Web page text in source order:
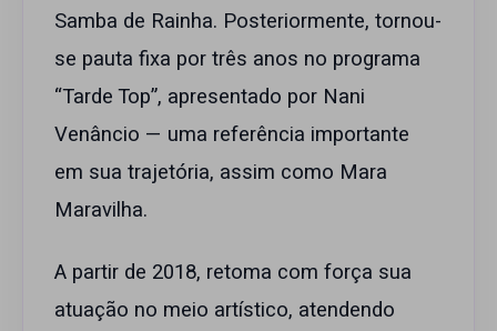
Samba de Rainha. Posteriormente, tornou-
se pauta fixa por três anos no programa
“Tarde Top”, apresentado por Nani
Venâncio — uma referência importante
em sua trajetória, assim como Mara
Maravilha.
A partir de 2018, retoma com força sua
atuação no meio artístico, atendendo